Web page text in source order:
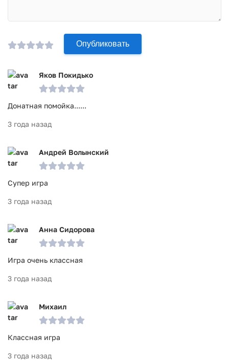
Опубликовать
Яков Покидько
Донатная помойка......
3 года назад
Андрей Волынский
Супер игра
3 года назад
Анна Сидорова
Игра очень классная
3 года назад
Михаил
Классная игра
3 года назад